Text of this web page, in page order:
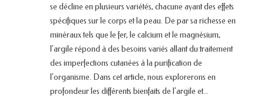
se décline en plusieurs variétés, chacune ayant des effets
spécifiques sur le corps et la peau. De par sa richesse en
minéraux tels que le fer, le calcium et le magnésium,
l'argile répond à des besoins variés allant du traitement
des imperfections cutanées à la purification de
l'organisme. Dans cet article, nous explorerons en
profondeur les différents bienfaits de l'argile et...